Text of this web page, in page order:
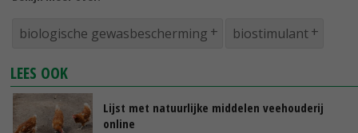
biologische gewasbescherming biostimulant
LEES OOK
Lijst met natuurlijke middelen veehouderij
online